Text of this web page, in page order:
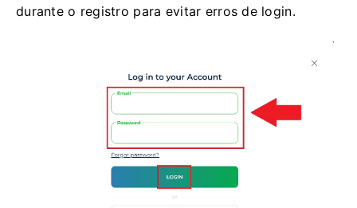
durante o registro para evitar erros de login.